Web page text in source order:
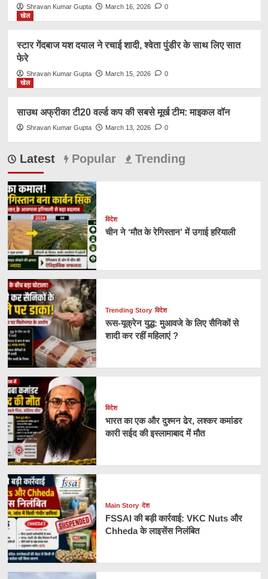
Shravan Kumar Gupta March 16, 2026
0
खेल
स्टार गेंदबाज यश दयाल ने रचाई शादी, श्वेता पुंडीर के साथ लिए सात
फेरे
Shravan Kumar Gupta March 15, 2026
0
खेल
साउथ अफ्रीका टी20 वर्ल्ड कप की सबसे मूर्ख टीम: माइकल वॉन
Shravan Kumar Gupta March 13, 2026 0
Latest Popular Trending
विदेश
चीन ने ‘मौत के रेगिस्तान’ में उगाई हरियाली
Trending Story विदेश
रूस-यूक्रेन युद्ध: मुआवजे के लिए सैनिकों से
शादी कर रहीं महिलाएं ?
विदेश
भारत का एक और दुश्मन ढेर, लश्कर कमांडर
कारी सईद की इस्लामाबाद में मौत
Main Story देश
FSSAI की बड़ी कार्रवाई: VKC Nuts और
Chheda के लाइसेंस निलंबित